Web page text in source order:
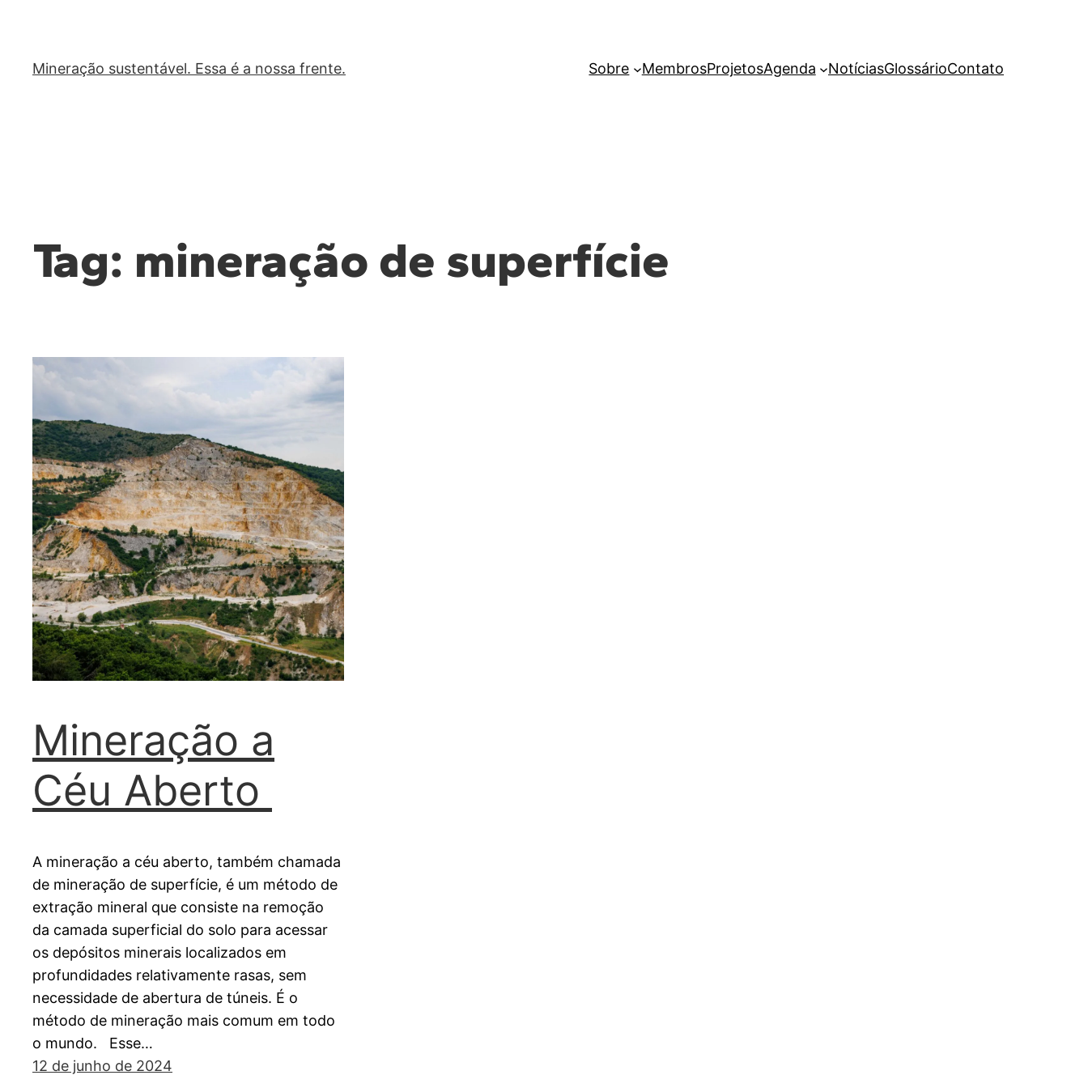
Mineração sustentável. Essa é a nossa frente. Sobre MembrosProjetosAgenda NotíciasGlossárioContato
Tag: mineração de superfície
Mineração a
Céu Aberto
A mineração a céu aberto, também chamada
de mineração de superfície, é um método de
extração mineral que consiste na remoção
da camada superficial do solo para acessar
os depósitos minerais localizados em
profundidades relativamente rasas, sem
necessidade de abertura de túneis. É o
método de mineração mais comum em todo
o mundo. Esse…
12 de junho de 2024